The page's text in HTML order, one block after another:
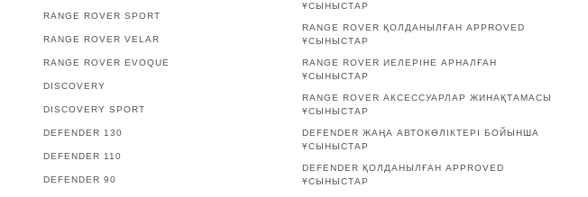
RANGE ROVER SPORT
RANGE ROVER VELAR
RANGE ROVER EVOQUE
DISCOVERY
DISCOVERY SPORT
DEFENDER 130
DEFENDER 110
DEFENDER 90
ҰСЫНЫСТАР
RANGE ROVER ҚОЛДАНЫЛҒАН APPROVED
ҰСЫНЫСТАР
RANGE ROVER ИЕЛЕРІНЕ АРНАЛҒАН
ҰСЫНЫСТАР
RANGE ROVER АКСЕССУАРЛАР ЖИНАҚТАМАСЫ
ҰСЫНЫСТАР
DEFENDER ЖАҢА АВТОКӨЛІКТЕРІ БОЙЫНША
ҰСЫНЫСТАР
DEFENDER ҚОЛДАНЫЛҒАН APPROVED
ҰСЫНЫСТАР